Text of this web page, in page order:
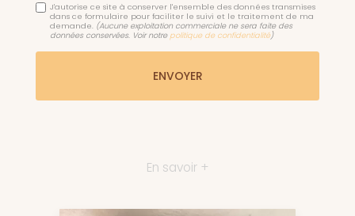
J'autorise ce site à conserver l'ensemble des données transmises
dans ce formulaire pour faciliter le suivi et le traitement de ma
demande. (Aucune exploitation commerciale ne sera faite des
données conservées. Voir notre politique de confidentialité)
En savoir +